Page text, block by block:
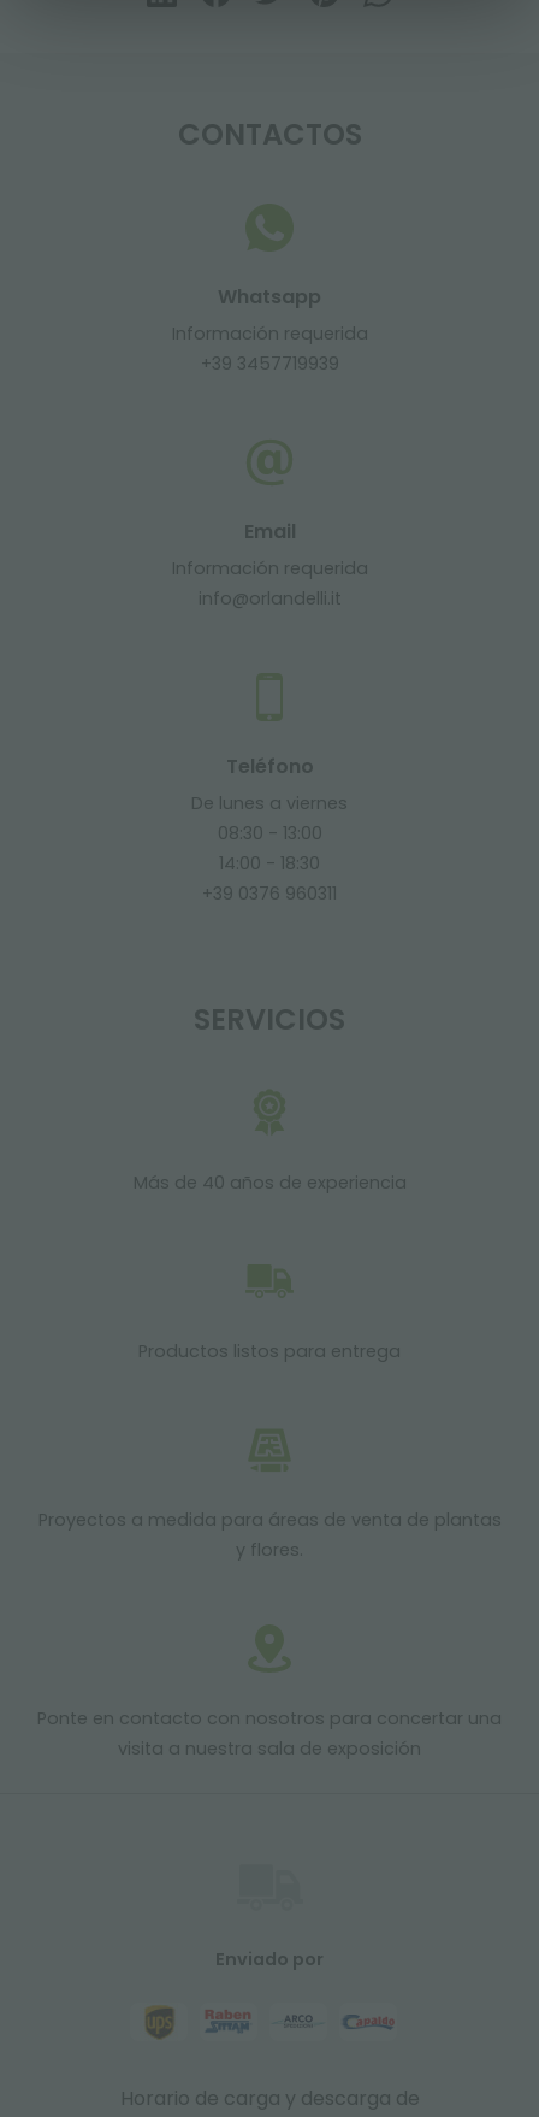
CONTACTOS
Whatsapp
Información requerida
+39 3457719939
Email
Información requerida
info@orlandelli.it
Teléfono
De lunes a viernes
08:30 - 13:00
14:00 - 18:30
+39 0376 960311
SERVICIOS
Más de 40 años de experiencia
Productos listos para entrega
Proyectos a medida para áreas de venta de plantas
y flores.
Ponte en contacto con nosotros para concertar una
visita a nuestra sala de exposición
Enviado por
Horario de carga y descarga de